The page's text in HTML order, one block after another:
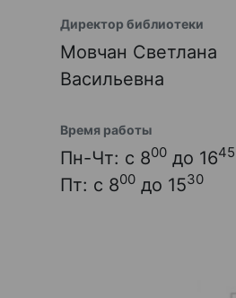
Директор библиотеки
Мовчан Светлана
Васильевна
Время работы
Пн-Чт: с 800 до 1645
Пт: с 800 до 1530